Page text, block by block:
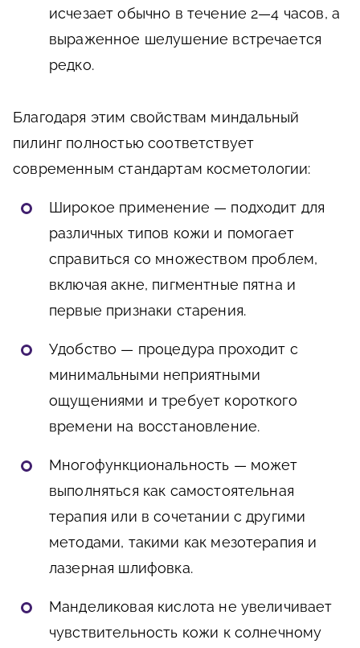
исчезает обычно в течение 2—4 часов, а
выраженное шелушение встречается
редко.
Благодаря этим свойствам миндальный
пилинг полностью соответствует
современным стандартам косметологии:
Широкое применение — подходит для
различных типов кожи и помогает
справиться со множеством проблем,
включая акне, пигментные пятна и
первые признаки старения.
Удобство — процедура проходит с
минимальными неприятными
ощущениями и требует короткого
времени на восстановление.
Многофункциональность — может
выполняться как самостоятельная
терапия или в сочетании с другими
методами, такими как мезотерапия и
лазерная шлифовка.
Манделиковая кислота не увеличивает
чувствительность кожи к солнечному